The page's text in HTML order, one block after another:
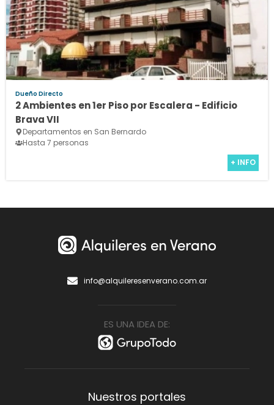
Dueño Directo
2 Ambientes en 1er Piso por Escalera - Edificio
Brava VII
Departamentos en San Bernardo
Hasta 7 personas
+ INFO
info@alquileresenverano.com.ar
ES UNA IDEA DE:
Nuestros portales